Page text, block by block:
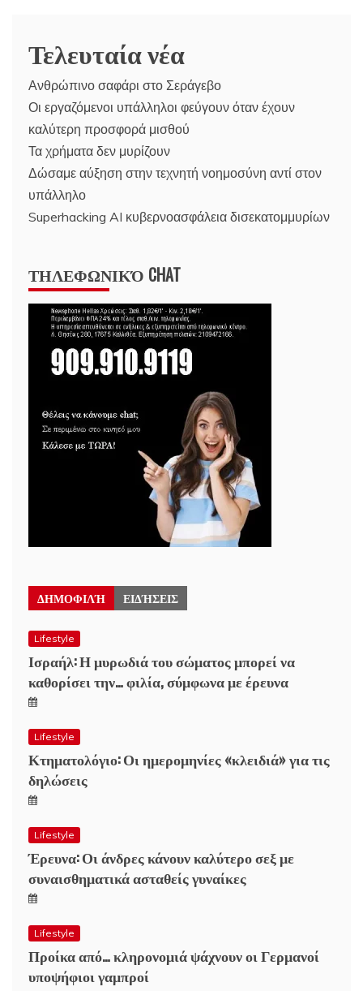
Τελευταία νέα
Ανθρώπινο σαφάρι στο Σεράγεβο
Οι εργαζόμενοι υπάλληλοι φεύγουν όταν έχουν
καλύτερη προσφορά μισθού
Τα χρήματα δεν μυρίζουν
Δώσαμε αύξηση στην τεχνητή νοημοσύνη αντί στον
υπάλληλο
Superhacking AI κυβερνοασφάλεια δισεκατομμυρίων
ΤΗΛΕΦΩΝΙΚΌ CHAT
ΔΗΜΟΦΙΛΉ ΕΙΔΉΣΕΙΣ
Lifestyle
Ισραήλ: Η μυρωδιά του σώματος μπορεί να
καθορίσει την… φιλία, σύμφωνα με έρευνα
Lifestyle
Κτηματολόγιο: Οι ημερομηνίες «κλειδιά» για τις
δηλώσεις
Lifestyle
Έρευνα: Οι άνδρες κάνουν καλύτερο σεξ με
συναισθηματικά ασταθείς γυναίκες
Lifestyle
Προίκα από… κληρονομιά ψάχνουν οι Γερμανοί
υποψήφιοι γαμπροί